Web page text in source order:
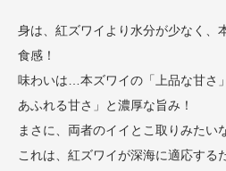
身は、紅ズワイより水分が少なく、
食感！
味わいは…本ズワイの「上品な甘さ
あふれる甘さ」と濃厚な旨み！
まさに、両者のイイとこ取りみたい
これは、紅ズワイが深海に適応する